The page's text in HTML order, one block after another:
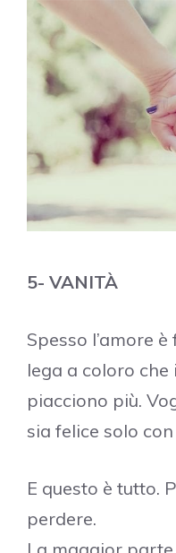
5- VANITÀ
Spesso l’amore
lega a coloro che
piacciono più.
sia felice solo
E questo è tutto.
perdere.